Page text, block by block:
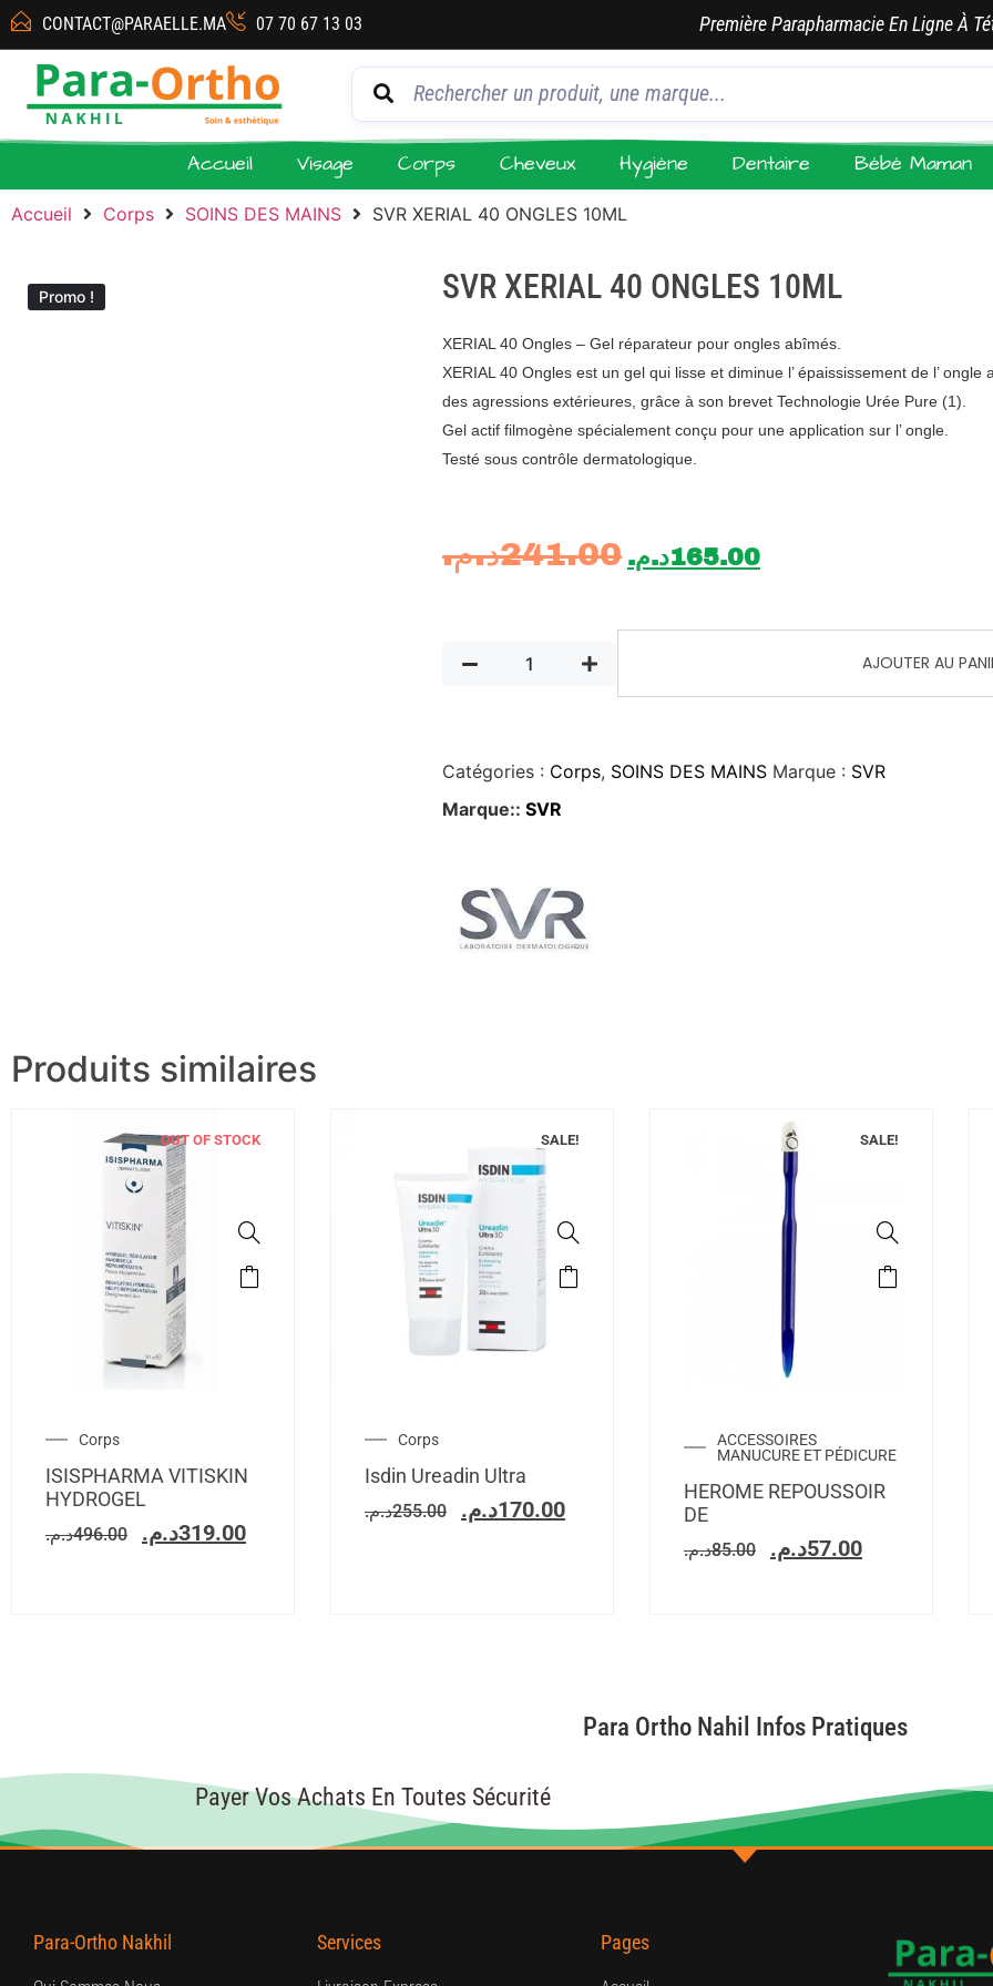
CONTACT@PARAELLE.MA 07 70 67 13 03 Première Parapharmacie En Ligne À
Accueil Visage Corps Cheveux Hygiène Dentaire Bébé Maman
Accueil Corps SOINS DES MAINS SVR XERIAL 40 ONGLES 10ML
Promo ! SVR XERIAL 40 ONGLES 10ML
XERIAL 40 Ongles – Gel réparateur pour ongles abîmés.
XERIAL 40 Ongles est un gel qui lisse et diminue l’ épaississement de l’
des agressions extérieures, grâce à son brevet Technologie Urée Pure (1).
Gel actif filmogène spécialement conçu pour une application sur l’ ongle.
Testé sous contrôle dermatologique.
241.00د.م. 165.00د.م.
AJOUTER AU
Catégories : Corps, SOINS DES MAINS Marque : SVR
Marque:: SVR
Produits similaires
OUT OF STOCK
Corps
ISISPHARMA VITISKIN
HYDROGEL
496.00د.م. 319.00د.م.
SALE!
Corps
Isdin Ureadin Ultra
255.00د.م. 170.00د.م.
SALE!
ACCESSOIRES
MANUCURE ET PÉDICURE
HEROME REPOUSSOIR
DE
85.00د.م. 57.00د.م.
Para Ortho Nahil Infos Pratiques
Payer Vos Achats En Toutes Sécurité
Para-Ortho Nakhil Services Pages